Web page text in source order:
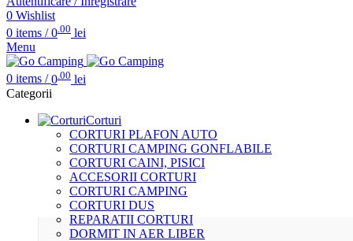
0 Wishlist
0 items / 0.00 lei
Menu
0 items / 0 .00 lei
Categorii
Corturi
CORTURI PLAFON AUTO
CORTURI CAMPING GONFLABILE
CORTURI CAINI, PISICI
ACCESORII CORTURI
CORTURI CAMPING
CORTURI DUS
REPARATII CORTURI
DORMIT IN AER LIBER